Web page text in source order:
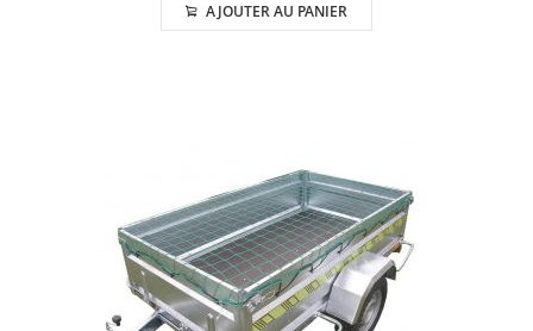
AJOUTER AU PANIER